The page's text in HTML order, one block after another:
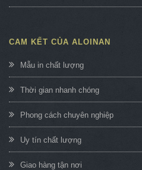
CAM KẾT CỦA ALOINAN
Mẫu in chất lượng
Thời gian nhanh chóng
Phong cách chuyên nghiệp
Uy tín chất lượng
Giao hàng tận nơi